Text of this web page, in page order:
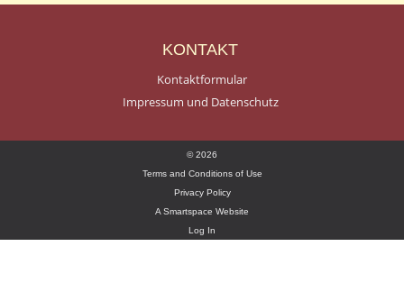
KONTAKT
Kontaktformular
Impressum und Datenschutz
© 2026
Terms and Conditions of Use
Privacy Policy
A Smartspace Website
Log In